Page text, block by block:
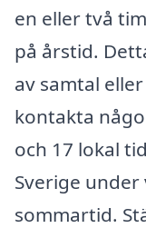
en eller två
på årstid.
av samtal
kontakta
och 17 lokal
Sverige
sommartid.